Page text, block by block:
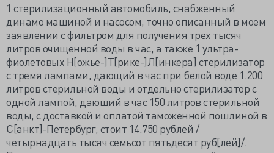
1 стерилизационный автомобиль, снабженный
динамо машиной и насосом, точно описанный в моем
заявлении с фильтром для получения трех тысяч
литров очищенной воды в час, а также 1 ультра-
фиолетовых Н[ожье-]Т[рике-]Л[инкера] стерилизатор
с тремя лампами, дающий в час при белой воде 1.200
литров стерильной воды и отдельно стерилизатор с
одной лампой, дающий в час 150 литров стерильной
воды, с доставкой и оплатой таможенной пошлиной в
С[анкт]-Петербург, стоит 14.750 рублей /
четырнадцать тысяч семьсот пятьдесят руб[лей]/.